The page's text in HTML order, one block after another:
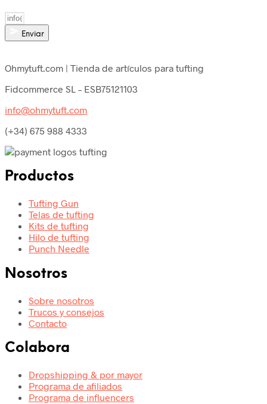
Enviar
Ohmytuft.com | Tienda de artículos para tufting
Fidcommerce SL – ESB75121103
info@ohmytuft.com
(+34) 675 988 4333
Productos
Tufting Gun
Telas de tufting
Kits de tufting
Hilo de tufting
Punch Needle
Nosotros
Sobre nosotros
Trucos y consejos
Contacto
Colabora
Dropshipping & por mayor
Programa de afiliados
Programa de influencers